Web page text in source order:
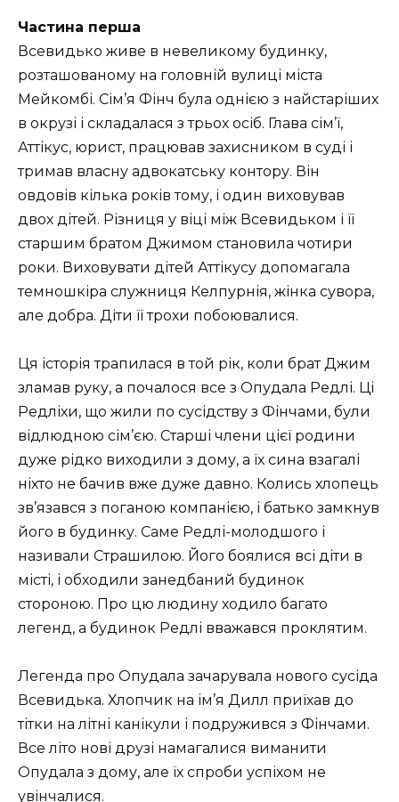
Частина перша
Всевидько живе в невеликому будинку,
розташованому на головній вулиці міста
Мейкомбі. Сім’я Фінч була однією з найстаріших
в окрузі і складалася з трьох осіб. Глава сім’ї,
Аттікус, юрист, працював захисником в суді і
тримав власну адвокатську контору. Він
овдовів кілька років тому, і один виховував
двох дітей. Різниця у віці між Всевидьком і її
старшим братом Джимом становила чотири
роки. Виховувати дітей Аттікусу допомагала
темношкіра служниця Келпурнія, жінка сувора,
але добра. Діти її трохи побоювалися.
Ця історія трапилася в той рік, коли брат Джим
зламав руку, а почалося все з Опудала Редлі. Ці
Редліхи, що жили по сусідству з Фінчами, були
відлюдною сім’єю. Старші члени цієї родини
дуже рідко виходили з дому, а їх сина взагалі
ніхто не бачив вже дуже давно. Колись хлопець
зв’язався з поганою компанією, і батько замкнув
його в будинку. Саме Редлі-молодшого і
називали Страшилою. Його боялися всі діти в
місті, і обходили занедбаний будинок
стороною. Про цю людину ходило багато
легенд, а будинок Редлі вважався проклятим.
Легенда про Опудала зачарувала нового сусіда
Всевидька. Хлопчик на ім’я Дилл приїхав до
тітки на літні канікули і подружився з Фінчами.
Все літо нові друзі намагалися виманити
Опудала з дому, але їх спроби успіхом не
увінчалися.